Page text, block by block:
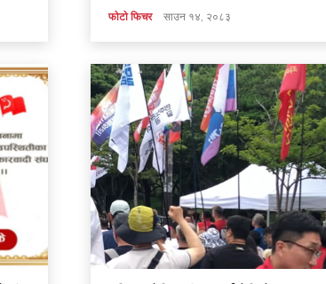
फाेटाे फिचर साउन १४, २०८३